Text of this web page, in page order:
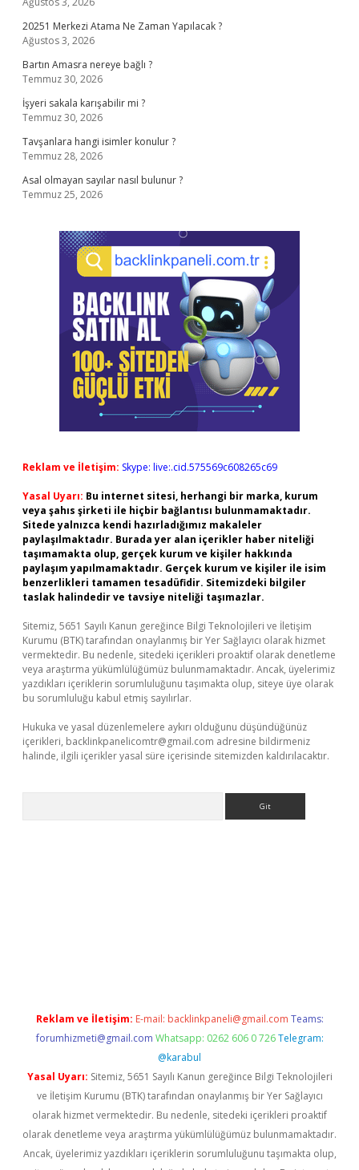
20251 Merkezi Atama Ne Zaman Yapılacak ?
Ağustos 3, 2026
Bartın Amasra nereye bağlı ?
Temmuz 30, 2026
İşyeri sakala karışabilir mi ?
Temmuz 30, 2026
Tavşanlara hangi isimler konulur ?
Temmuz 28, 2026
Asal olmayan sayılar nasıl bulunur ?
Temmuz 25, 2026
Reklam ve İletişim: Skype: live:.cid.575569c608265c69
Yasal Uyarı: Bu internet sitesi, herhangi bir marka, kurum
veya şahıs şirketi ile hiçbir bağlantısı bulunmamaktadır.
Sitede yalnızca kendi hazırladığımız makaleler
paylaşılmaktadır. Burada yer alan içerikler haber niteliği
taşımamakta olup, gerçek kurum ve kişiler hakkında
paylaşım yapılmamaktadır. Gerçek kurum ve kişiler ile isim
benzerlikleri tamamen tesadüfidir. Sitemizdeki bilgiler
taslak halindedir ve tavsiye niteliği taşımazlar.
Sitemiz, 5651 Sayılı Kanun gereğince Bilgi Teknolojileri ve İletişim
Kurumu (BTK) tarafından onaylanmış bir Yer Sağlayıcı olarak hizmet
vermektedir. Bu nedenle, sitedeki içerikleri proaktif olarak denetleme
veya araştırma yükümlülüğümüz bulunmamaktadır. Ancak, üyelerimiz
yazdıkları içeriklerin sorumluluğunu taşımakta olup, siteye üye olarak
bu sorumluluğu kabul etmiş sayılırlar.
Hukuka ve yasal düzenlemelere aykırı olduğunu düşündüğünüz
içerikleri, backlinkpanelicomtr@gmail.com adresine bildirmeniz
halinde, ilgili içerikler yasal süre içerisinde sitemizden kaldırılacaktır.
Reklam ve İletişim: E-mail: backlinkpaneli@gmail.com Teams:
forumhizmeti@gmail.com Whatsapp: 0262 606 0 726 Telegram:
@karabul
Yasal Uyarı: Sitemiz, 5651 Sayılı Kanun gereğince Bilgi Teknolojileri
ve İletişim Kurumu (BTK) tarafından onaylanmış bir Yer Sağlayıcı
olarak hizmet vermektedir. Bu nedenle, sitedeki içerikleri proaktif
olarak denetleme veya araştırma yükümlülüğümüz bulunmamaktadır.
Ancak, üyelerimiz yazdıkları içeriklerin sorumluluğunu taşımakta olup,